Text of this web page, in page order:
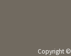
Copyright ©